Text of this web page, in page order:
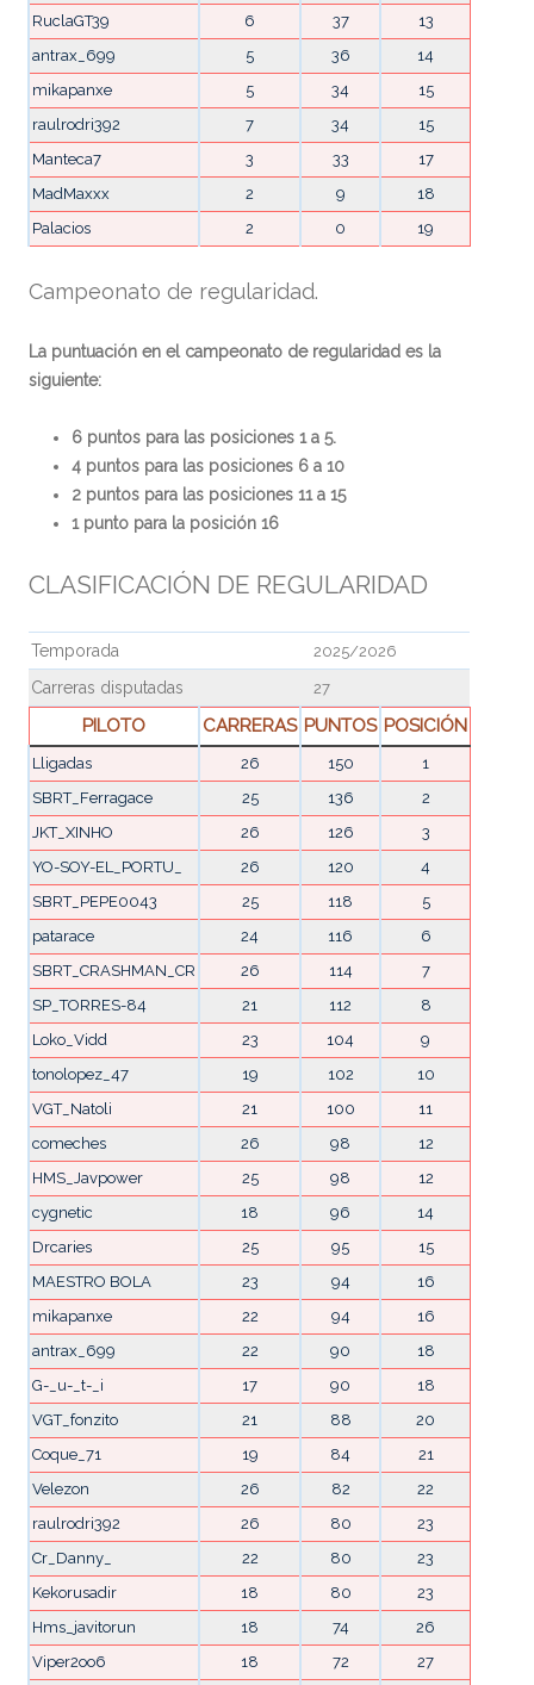
RuclaGT39 6 37
13
antrax_699
5 36
14
mikapanxe
5 34
15
raulrodri392
7 34
15
Manteca7
3 33
17
MadMaxxx
2 9
18
Palacios
2 0 19
Campeonato de regularidad.
La puntuación en el campeonato de regularidad es la
siguiente:
6 puntos para las posiciones 1 a 5.
4 puntos para las posiciones 6 a 10
2 puntos para las posiciones 11 a 15
1 punto para la posición 16
CLASIFICACIÓN DE REGULARIDAD
Temporada 2025/2026
Carreras disputadas 27
PILOTO CARRERAS PUNTOS POSICIÓN
Lligadas 26 150
1
SBRT_Ferragace
25 136
2
JKT_XINHO
26 126
3
YO-SOY-EL_PORTU_
26 120
4
SBRT_PEPE0043
25 118
5
patarace
24 116
6
SBRT_CRASHMAN_CR
26 114
7
SP_TORRES-84
21 112
8
Loko_Vidd
23 104
9
tonolopez_47
19 102
10
VGT_Natoli
21 100
11
comeches
26 98
12
HMS_Javpower
25 98
12
cygnetic
18 96
14
Drcaries
25 95
15
MAESTRO BOLA
23 94
16
mikapanxe
22 94
16
antrax_699
22 90
18
G-_u-_t-_i
17 90
18
VGT_fonzito
21 88
20
Coque_71
19 84
21
Velezon
26 82
22
raulrodri392
26 80
23
Cr_Danny_
22 80
23
Kekorusadir
18 80
23
Hms_javitorun
18 74
26
Viper2oo6
18 72
27